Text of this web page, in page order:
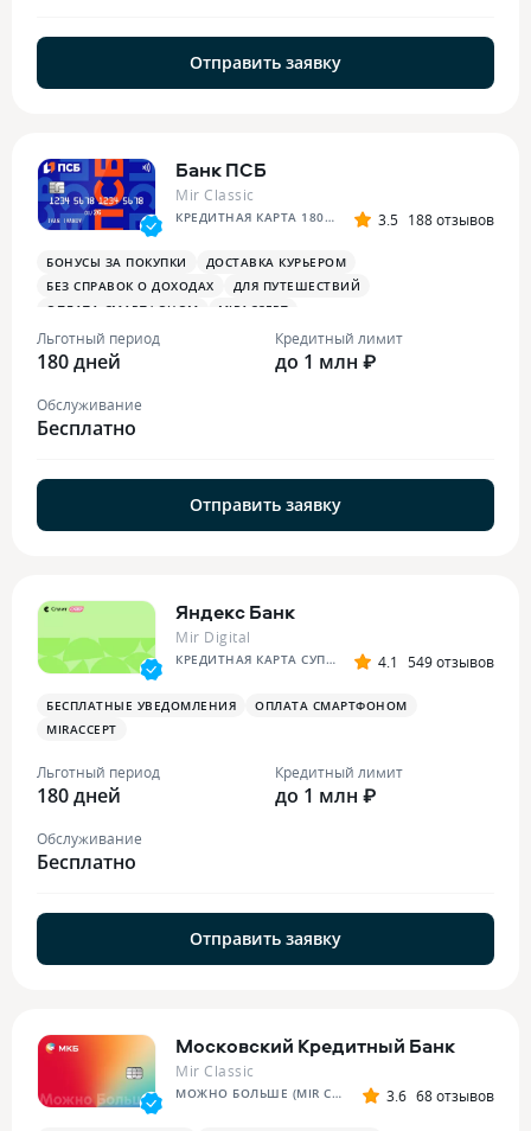
Отправить заявку
Банк ПСБ
Mir Classic
КРЕДИТНАЯ КАРТА 180 ДНЕЙ БЕЗ % 3.5 188 отзывов
БОНУСЫ ЗА ПОКУПКИ
ДОСТАВКА КУРЬЕРОМ
БЕЗ СПРАВОК О ДОХОДАХ
ДЛЯ ПУТЕШЕСТВИЙ
ОПЛАТА СМАРТФОНОМ
MIRACCEPT
БОНУСЫ ЗА МЕДИЦИНСКИЕ УСЛУГИ
Льготный период
180 дней
Кредитный лимит
до 1 млн ₽
Обслуживание
Бесплатно
Отправить заявку
Яндекс Банк
Mir Digital
КРЕДИТНАЯ КАРТА СУПЕР СПЛИТА 4.1 549 отзывов
БЕСПЛАТНЫЕ УВЕДОМЛЕНИЯ
ОПЛАТА СМАРТФОНОМ
MIRACCEPT
Льготный период
180 дней
Кредитный лимит
до 1 млн ₽
Обслуживание
Бесплатно
Отправить заявку
Московский Кредитный Банк
Mir Classic
МОЖНО БОЛЬШЕ (MIR CLASSIC) 3.6 68 отзывов